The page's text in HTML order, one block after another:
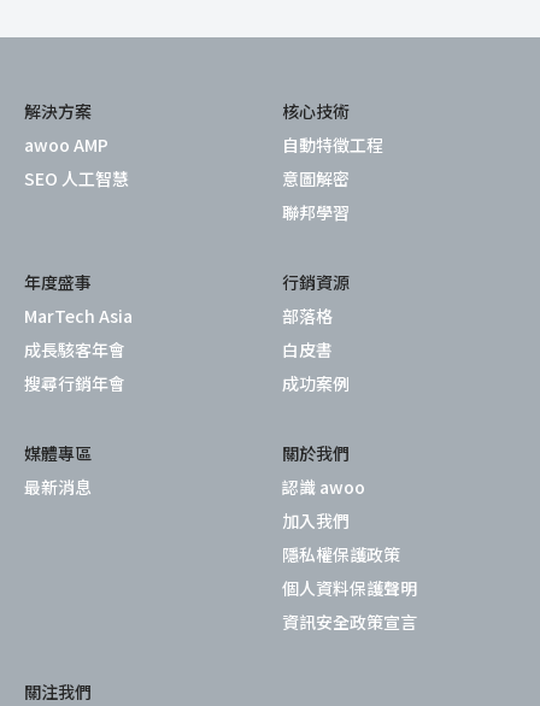
解決方案
awoo AMP
SEO 人工智慧
核心技術
自動特徵工程
意圖解密
聯邦學習
年度盛事
MarTech Asia
成長駭客年會
搜尋行銷年會
行銷資源
部落格
白皮書
成功案例
媒體專區
最新消息
關於我們
認識 awoo
加入我們
隱私權保護政策
個人資料保護聲明
資訊安全政策宣言
關注我們